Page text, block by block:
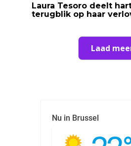
Laura Tesoro deelt
terugblik op haar
Laad